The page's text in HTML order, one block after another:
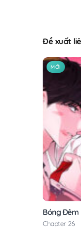
Đề xuất
MỚI
Bóng Đêm
Chapter 26